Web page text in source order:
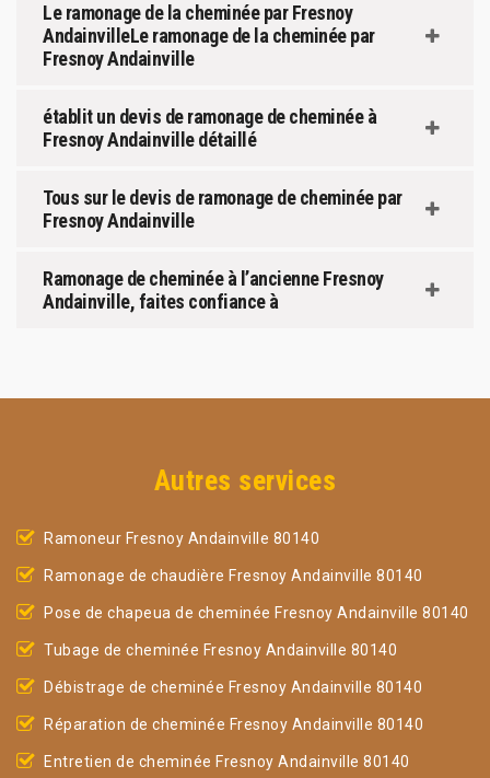
Le ramonage de la cheminée par Fresnoy
AndainvilleLe ramonage de la cheminée par
Fresnoy Andainville
établit un devis de ramonage de cheminée à
Fresnoy Andainville détaillé
Tous sur le devis de ramonage de cheminée par
Fresnoy Andainville
Ramonage de cheminée à l’ancienne Fresnoy
Andainville, faites confiance à
Autres services
Ramoneur Fresnoy Andainville 80140
Ramonage de chaudière Fresnoy Andainville 80140
Pose de chapeua de cheminée Fresnoy Andainville 80140
Tubage de cheminée Fresnoy Andainville 80140
Débistrage de cheminée Fresnoy Andainville 80140
Réparation de cheminée Fresnoy Andainville 80140
Entretien de cheminée Fresnoy Andainville 80140